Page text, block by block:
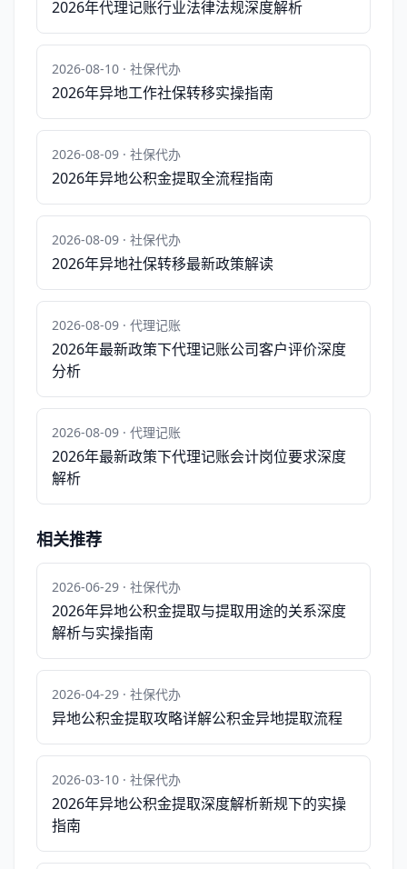
2026年代理记账行业法律法规深度解析
2026-08-10 · 社保代办
2026年异地工作社保转移实操指南
2026-08-09 · 社保代办
2026年异地公积金提取全流程指南
2026-08-09 · 社保代办
2026年异地社保转移最新政策解读
2026-08-09 · 代理记账
2026年最新政策下代理记账公司客户评价深度
分析
2026-08-09 · 代理记账
2026年最新政策下代理记账会计岗位要求深度
解析
相关推荐
2026-06-29 · 社保代办
2026年异地公积金提取与提取用途的关系深度
解析与实操指南
2026-04-29 · 社保代办
异地公积金提取攻略详解公积金异地提取流程
2026-03-10 · 社保代办
2026年异地公积金提取深度解析新规下的实操
指南